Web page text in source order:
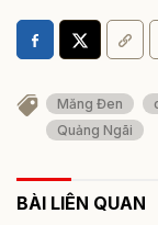
Măng Đen
Quảng Ngãi
BÀI LIÊN QUAN